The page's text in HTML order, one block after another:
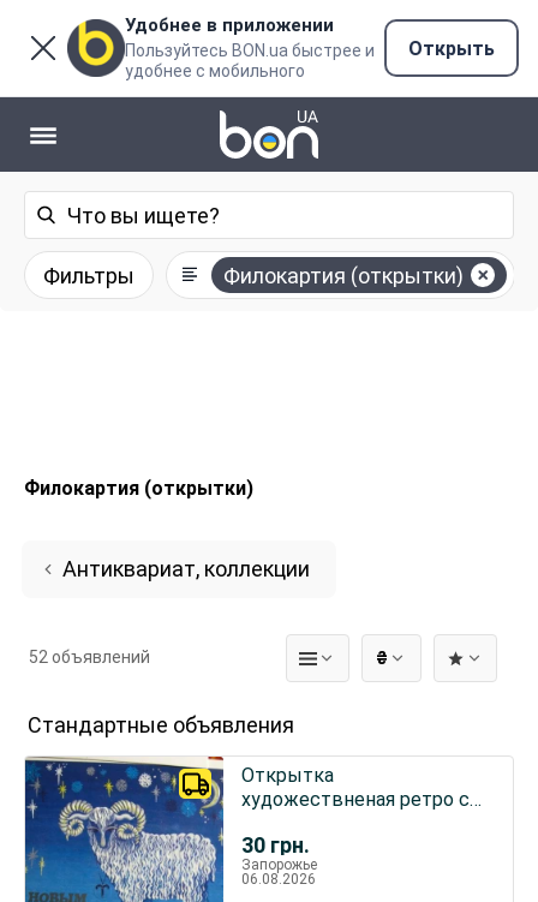
Удобнее в приложении
Пользуйтесь BON.ua быстрее и
удобнее с мобильного
Открыть
Фильтры Филокартия (открытки)
Филокартия (открытки)
Антиквариат, коллекции
₴
52 объявлений
Стандартные объявления
30 грн.
Открытка
художествненая ретро с
бурундук заяц
Запорожье
06.08.2026